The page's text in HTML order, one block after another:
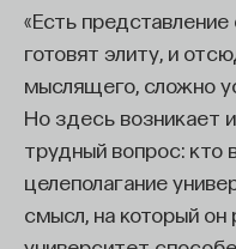
«Есть
готовят элиту, и
мыслящего, сложно
Но здесь возникает
трудный вопрос:
целеполагание
смысл, на который
веревочку или
Реакция может быть
не тот результат,
Эту историю мы
которые приходят к
сделать с ними что-